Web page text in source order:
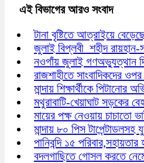
এই বিভাগের আরও সংবাদ
টানা বৃষ্টিতে আত্রাইয়ে
জুলাই বিপ্লবী শহীদ রায়হান-
নওগাঁয় জুলাই গণঅভ্যুত্থান
রাজশাহীতে সাংবাদিকদের
মান্দায় শিক্ষার্থীকে
মথুরাবাটি-খেয়াঘাট সড়কের
মায়ের পক্ষ নেওয়ায় চাচাতো
মান্দায় ৮০ পিস
পানিবন্দি ১৫
বদলগাছিতে গোসল করতে